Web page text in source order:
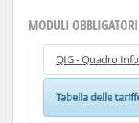
MODULI OBBLIGATORI
QIG - Quadro
Tabella delle